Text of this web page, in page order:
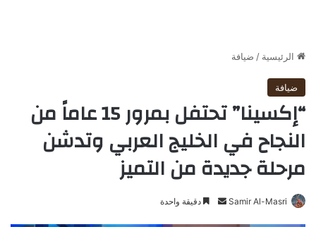
الرئيسية / ضيافة
ضيافة
“إكسينا” تحتفل بمرور 15 عاماً من
النجاح في الخليج العربي وتدشن
مرحلة جديدة من التميز
Samir Al-Masri دقيقة واحدة